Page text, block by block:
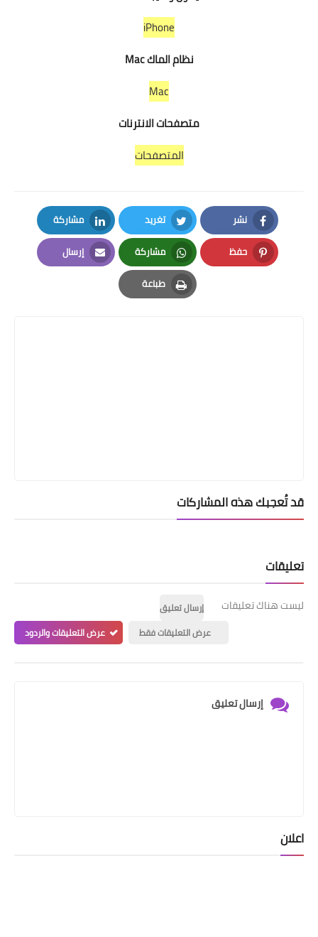
iPhone
نظام الماك Mac
Mac
متصفحات الانترنات
المتصفحات
نشر
Facebook
تغريد
Twitter
مشاركة
LinkedIn
حفظ
Pinterest
مشاركة
Whatsapp
إرسال
Email
طباعة
Print
قد تُعجبك هذه المشاركات
تعليقات
ليست هناك تعليقات
إرسال تعليق
عرض التعليقات فقط
عرض التعليقات والردود
إرسال تعليق
اعلان